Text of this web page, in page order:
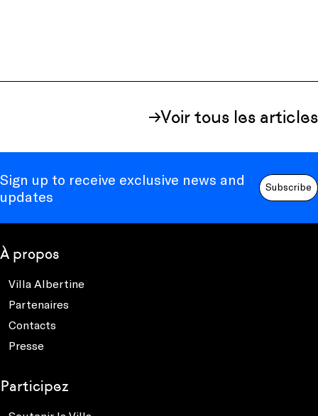
Voir tous les articles
Sign up to receive exclusive news and
updates
Subscribe
À propos
Villa Albertine
Partenaires
Contacts
Presse
Participez